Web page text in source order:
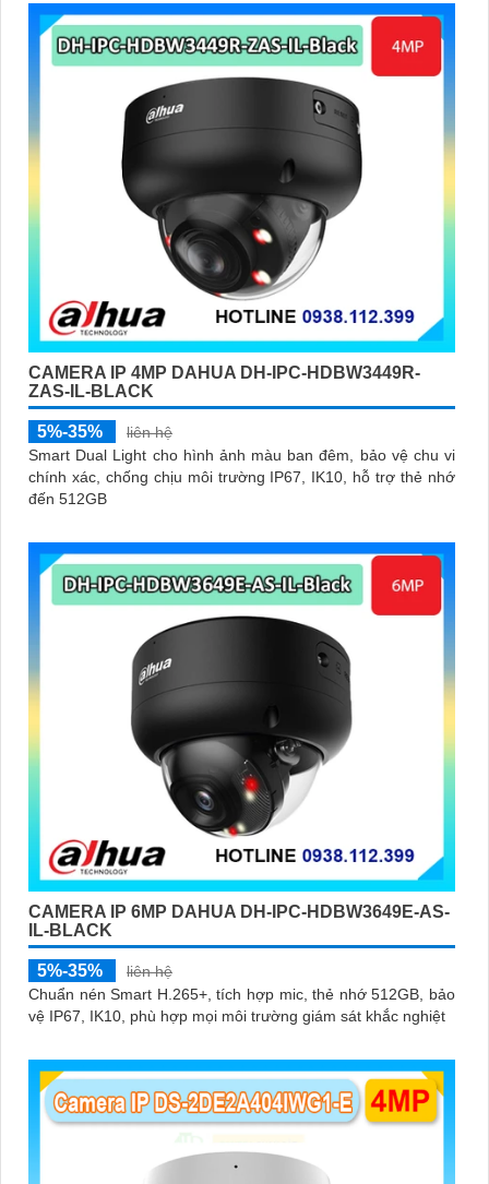
CAMERA IP 4MP DAHUA DH-IPC-HDBW3449R-
ZAS-IL-BLACK
5%-35%
liên hệ
Smart Dual Light cho hình ảnh màu ban đêm, bảo vệ chu vi
chính xác, chống chịu môi trường IP67, IK10, hỗ trợ thẻ nhớ
đến 512GB
CAMERA IP 6MP DAHUA DH-IPC-HDBW3649E-AS-
IL-BLACK
5%-35%
liên hệ
Chuẩn nén Smart H.265+, tích hợp mic, thẻ nhớ 512GB, bảo
vệ IP67, IK10, phù hợp mọi môi trường giám sát khắc nghiệt